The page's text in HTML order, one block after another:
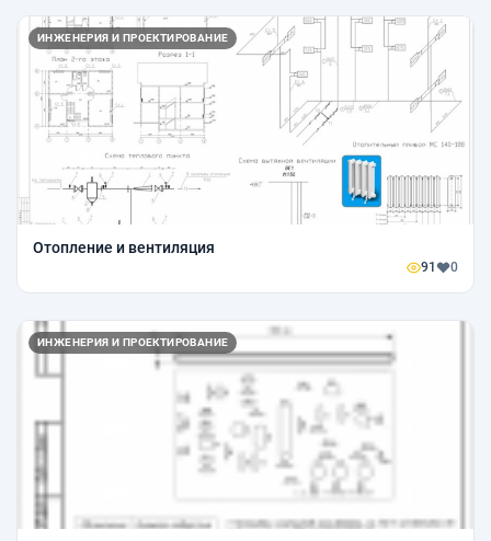
ИНЖЕНЕРИЯ И ПРОЕКТИРОВАНИЕ
Отопление и вентиляция
91 0
ИНЖЕНЕРИЯ И ПРОЕКТИРОВАНИЕ